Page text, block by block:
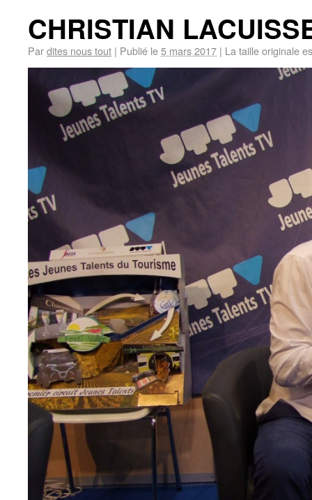
CHRISTIAN
Pardites nous tout | Publié le5 mars 2017 | La taille originale